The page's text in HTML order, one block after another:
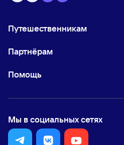
Путешественникам
Партнёрам
Помощь
Мы в социальных сетях